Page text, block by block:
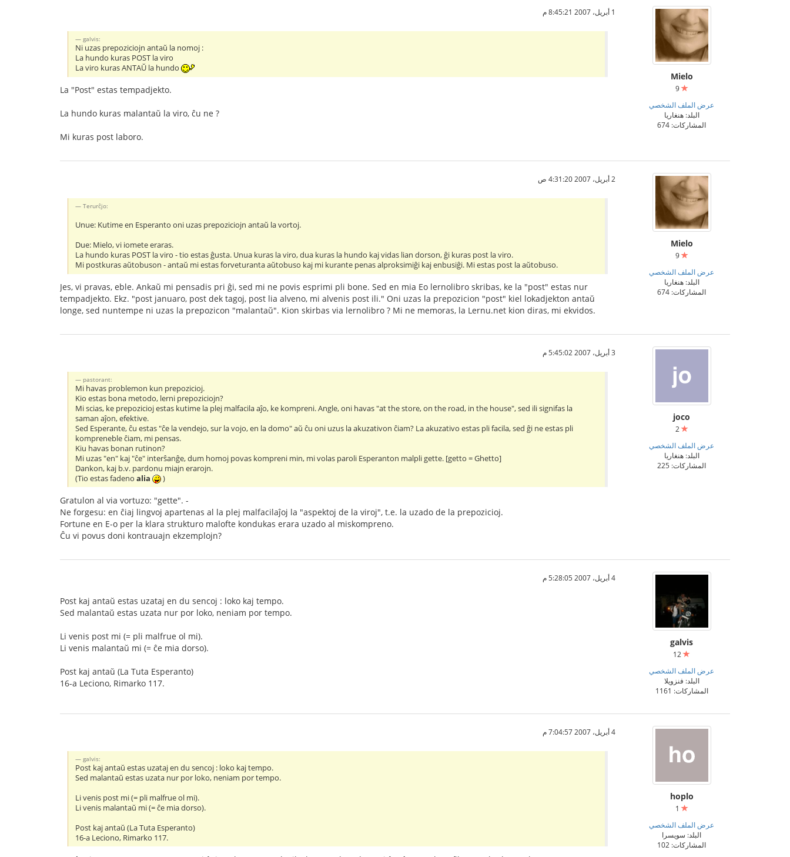
Mielo
9
عرض الملف الشخصي
البلد: هنغاريا
المشاركات: 674
1 أبريل، 2007 8:45:21 م
galvis:
Ni uzas prepoziciojn antaŭ la nomoj :
La hundo kuras POST la viro
La viro kuras ANTAŬ la hundo
La "Post" estas tempadjekto.
La hundo kuras malantaŭ la viro, ĉu ne ?
Mi kuras post laboro.
Mielo
9
عرض الملف الشخصي
البلد: هنغاريا
المشاركات: 674
2 أبريل، 2007 4:31:20 ص
Terurĉjo:
Unue: Kutime en Esperanto oni uzas prepoziciojn antaŭ la vortoj.
Due: Mielo, vi iomete eraras.
La hundo kuras POST la viro - tio estas ĝusta. Unua kuras la viro, dua kuras la hundo kaj vidas lian dorson, ĝi kuras post la viro.
Mi postkuras aŭtobuson - antaŭ mi estas forveturanta aŭtobuso kaj mi kurante penas alproksimiĝi kaj enbusiĝi. Mi estas post la aŭtobuso.
Jes, vi pravas, eble. Ankaŭ mi pensadis pri ĝi, sed mi ne povis esprimi pli bone. Sed en mia Eo lernolibro skribas, ke la "post" estas nur
tempadjekto. Ekz. "post januaro, post dek tagoj, post lia alveno, mi alvenis post ili." Oni uzas la prepozicion "post" kiel lokadjekton antaŭ
longe, sed nuntempe ni uzas la prepozicon "malantaŭ". Kion skirbas via lernolibro ? Mi ne memoras, la Lernu.net kion diras, mi ekvidos.
joco
عرض الملف الشخصي
البلد: هنغاريا
المشاركات: 225
3 أبريل، 2007 5:45:02 م
pastorant:
Mi havas problemon kun prepozicioj.
Kio estas bona metodo, lerni prepoziciojn?
Mi scias, ke prepozicioj estas kutime la plej malfacila aĵo, ke kompreni. Angle, oni havas "at the store, on the road, in the house", sed ili signifas la
saman aĵon, efektive.
Sed Esperante, ĉu estas "ĉe la vendejo, sur la vojo, en la domo" aŭ ĉu oni uzus la akuzativon ĉiam? La akuzativo estas pli facila, sed ĝi ne estas pli
kompreneble ĉiam, mi pensas.
Kiu havas bonan rutinon?
Mi uzas "en" kaj "ĉe" interŝanĝe, dum homoj povas kompreni min, mi volas paroli Esperanton malpli gette. [getto = Ghetto]
Dankon, kaj b.v. pardonu miajn erarojn.
(Tio estas fadenoalia )
Gratulon al via vortuzo: "gette". -
Ne forgesu: en ĉiaj lingvoj apartenas al la plej malfacilaĵoj la "aspektoj de la viroj", t.e. la uzado de la prepozicioj.
Fortune en E-o per la klara strukturo malofte kondukas erara uzado al miskompreno.
Ĉu vi povus doni kontrauajn ekzemplojn?
galvis
عرض الملف الشخصي
البلد: فنزويلا
المشاركات: 1161
4 أبريل، 2007 5:28:05 م
Post kaj antaŭ estas uzataj en du sencoj : loko kaj tempo.
Sed malantaŭ estas uzata nur por loko, neniam por tempo.
Li venis post mi (= pli malfrue ol mi).
Li venis malantaŭ mi (= ĉe mia dorso).
Post kaj antaŭ (La Tuta Esperanto)
16-a Leciono, Rimarko 117.
hoplo
عرض الملف الشخصي
البلد: سويسرا
المشاركات: 102
4 أبريل، 2007 7:04:57 م
galvis:
Post kaj antaŭ estas uzataj en du sencoj : loko kaj tempo.
Sed malantaŭ estas uzata nur por loko, neniam por tempo.
Li venis post mi (= pli malfrue ol mi).
Li venis malantaŭ mi (= ĉe mia dorso).
Post kaj antaŭ (La Tuta Esperanto)
16-a Leciono, Rimarko 117.